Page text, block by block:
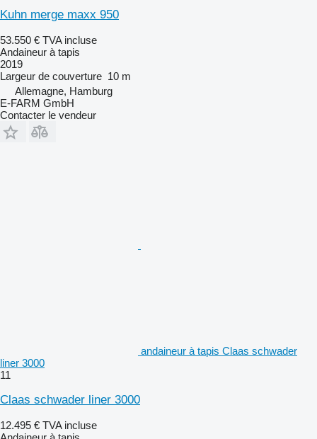
Kuhn merge maxx 950
53.550 € TVA incluse
Andaineur à tapis
2019
Largeur de couverture 10 m
Allemagne, Hamburg
E-FARM GmbH
Contacter le vendeur
andaineur à tapis Claas schwader
liner 3000
11
Claas schwader liner 3000
12.495 € TVA incluse